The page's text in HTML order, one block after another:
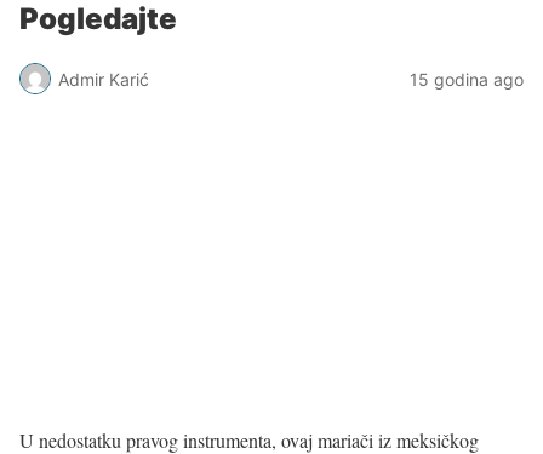
Pogledajte
Admir Karić 15 godina ago
U nedostatku pravog instrumenta, ovaj mariači iz meksičkog